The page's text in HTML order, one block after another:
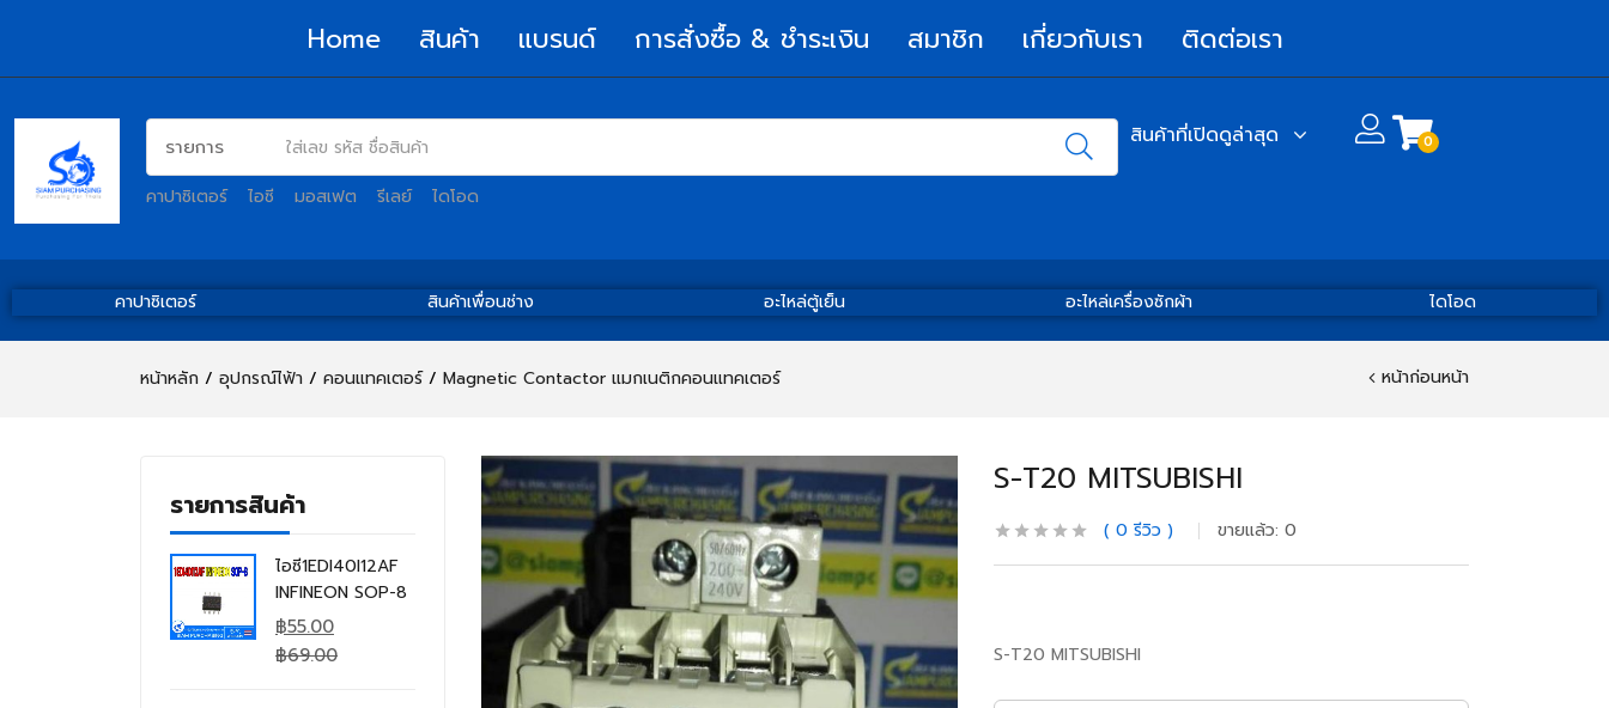
Home สินค้า แบรนด์ การสั่งซื้อ & ชำระเงิน สมาชิก เกี่ยวกับเรา ติดต่อเรา
คาปาซิเตอร์ ไอซี มอสเฟต รีเลย์ ไดโอด
สินค้าที่เปิดดูล่าสุด 0
คาปาซิเตอร์ สินค้าเพื่อนช่าง อะไหล่ตู้เย็น อะไหล่เครื่องซักผ้า ไดโอด
หน้าหลัก อุปกรณ์ไฟ้า คอนแทคเตอร์ Magnetic Contactor แมกเนติกคอนแทคเตอร์ หน้าก่อนหน้า
รายการสินค้า
ไอซี1EDI40I12AF
INFINEON SOP-8
฿55.00
฿69.00
S-T20 MITSUBISHI
0 รีวิว ขายแล้ว: 0
S-T20 MITSUBISHI